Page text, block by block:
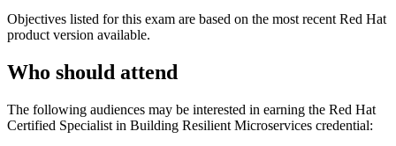
Objectives listed for this exam are based on the most recent Red Hat
product version available.
Who should attend
The following audiences may be interested in earning the Red Hat
Certified Specialist in Building Resilient Microservices credential: